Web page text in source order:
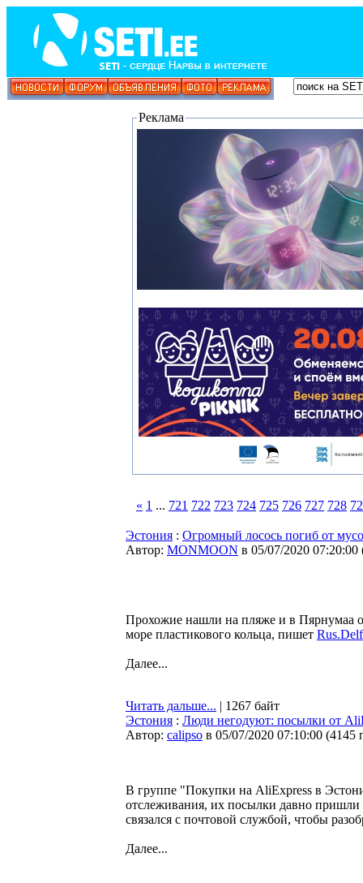
Реклама
« 1 ... 721 722 723 724 725 726 727 728
Эстония : Огромный лосось погиб от
Автор: MONMOON в 05/07/2020 07:20:00
Прохожие нашли на пляже и в Пярнумаа
море пластикового кольца, пишет
Далее...
Читать дальше... | 1267 байт
Эстония : Люди негодуют: посылки от
Автор: calipso в 05/07/2020 07:10:00 (4145
В группе "Покупки на AliExpress в
отслеживания, их посылки давно
связался с почтовой службой, чтобы
Далее...